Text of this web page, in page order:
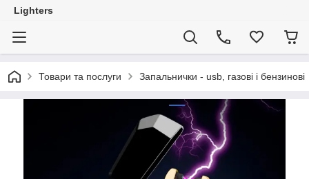
Lighters
Товари та послуги Запальнички - usb, газові і бензинові